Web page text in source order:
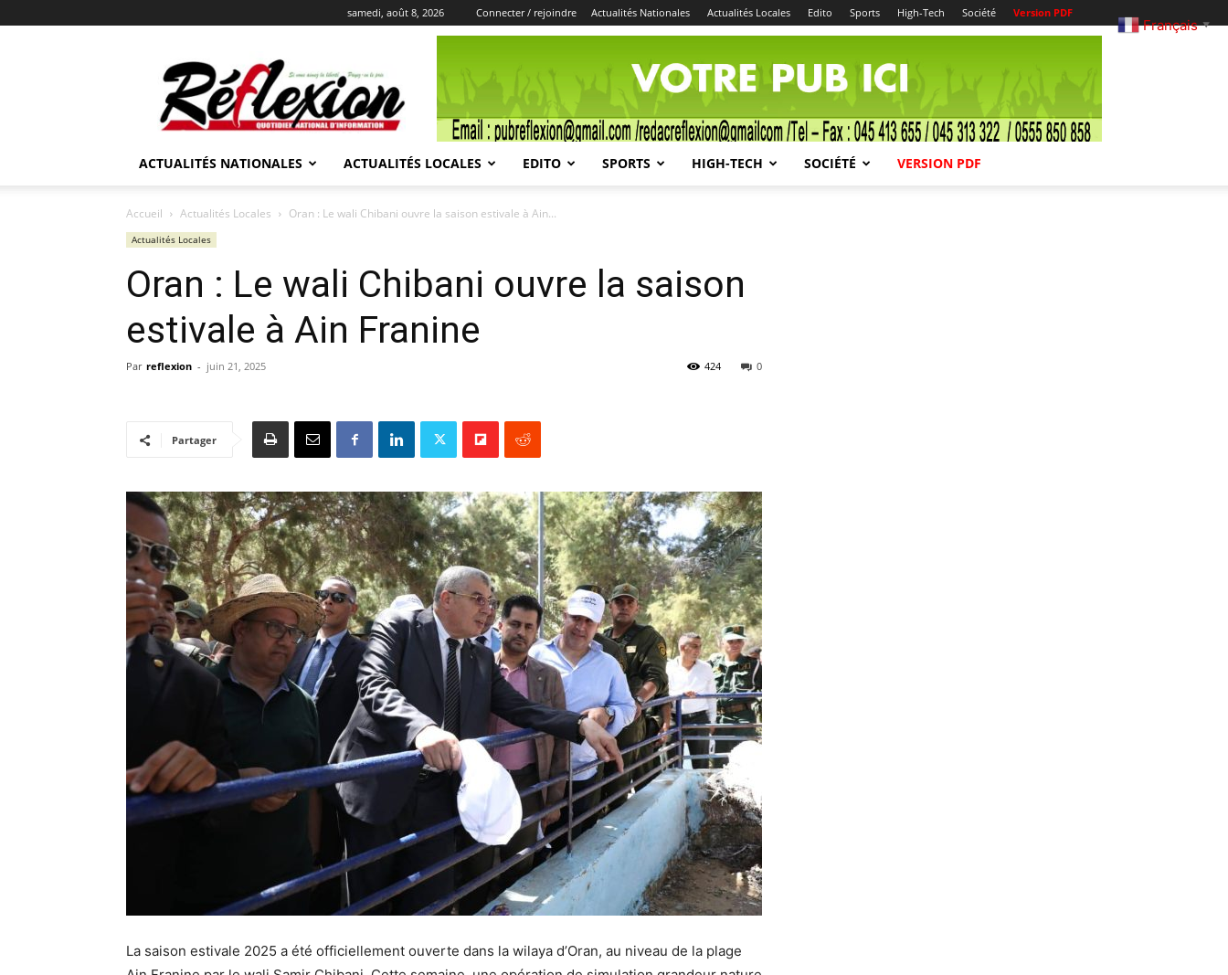
samedi, août 8, 2026 Connecter / rejoindre Actualités Nationales Actualités Locales Edito Sports High-Tech Société Version PDF
REFLEXION
ACTUALITÉS NATIONALES ACTUALITÉS LOCALES EDITO SPORTS HIGH-TECH SOCIÉTÉ VERSION PDF
Accueil Actualités Locales Oran : Le wali Chibani ouvre la saison estivale à Ain...
Actualités Locales
Oran : Le wali Chibani ouvre la saison
estivale à Ain Franine
Par reflexion - juin 21, 2025 0
424
Partager
La saison estivale 2025 a été officiellement ouverte dans la wilaya d’Oran, au niveau de la plage
Français ▼